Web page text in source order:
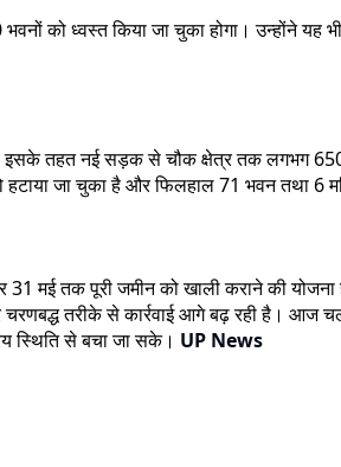
को ध्वस्त किया जा चुका होगा। उन्होंने
तहत नई सड़क से चौक क्षेत्र तक लगभग
जा चुका है और फिलहाल 71 भवन तथा 6
मई तक पूरी जमीन को खाली कराने की
तरीके से कार्रवाई आगे बढ़ रही है। आज चल
स्थिति से बचा जा सके। UP News